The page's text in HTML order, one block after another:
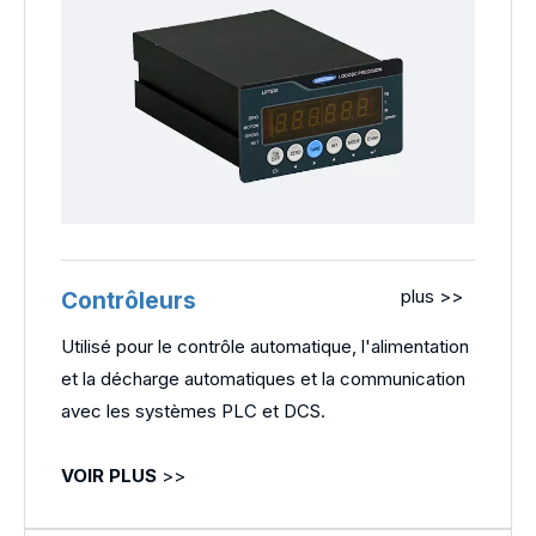
Contrôleurs plus >>
Utilisé pour le contrôle automatique, l'alimentation
et la décharge automatiques et la communication
avec les systèmes PLC et DCS.
VOIR PLUS >>